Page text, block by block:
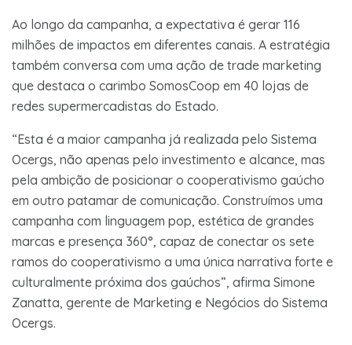
Ao longo da campanha, a expectativa é gerar 116
milhões de impactos em diferentes canais. A estratégia
também conversa com uma ação de trade marketing
que destaca o carimbo SomosCoop em 40 lojas de
redes supermercadistas do Estado.
“Esta é a maior campanha já realizada pelo Sistema
Ocergs, não apenas pelo investimento e alcance, mas
pela ambição de posicionar o cooperativismo gaúcho
em outro patamar de comunicação. Construímos uma
campanha com linguagem pop, estética de grandes
marcas e presença 360°, capaz de conectar os sete
ramos do cooperativismo a uma única narrativa forte e
culturalmente próxima dos gaúchos”, afirma Simone
Zanatta, gerente de Marketing e Negócios do Sistema
Ocergs.